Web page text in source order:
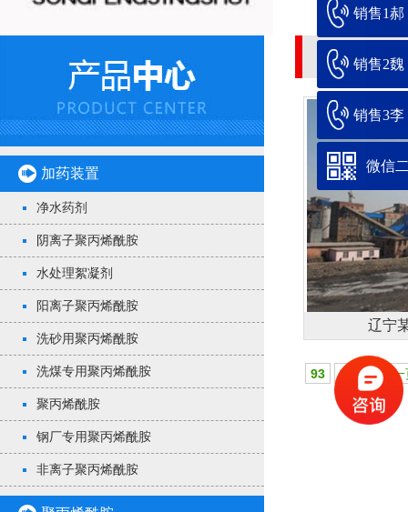
销售1郝
销售2魏
销售3李
微信
加药装置
净水药剂
阴离子聚丙烯酰胺
水处理絮凝剂
阳离子聚丙烯酰胺
洗砂用聚丙烯酰胺
洗煤专用聚丙烯酰胺
聚丙烯酰胺
钢厂专用聚丙烯酰胺
非离子聚丙烯酰胺
水处理絮凝
辽宁
93 首页 上一